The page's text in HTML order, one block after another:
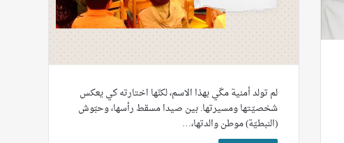
لم تولد أمنية مكّي بهذا الاسم، لكنّها اختارته كي يعكس
شخصيّتها ومسيرتها. بين صيدا مسقط رأسها، وحبّوش
(النبطيّة) موطن والدتها،…